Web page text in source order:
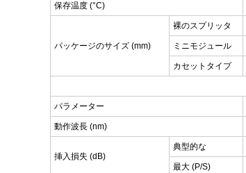
保存温度 (°C)
パッケージのサイズ (mm)
裸のスプリッタ
ミニモジュール
カセットタイプ
パラメーター
動作波長 (nm)
挿入損失 (dB)
典型的な
最大 (P/S)